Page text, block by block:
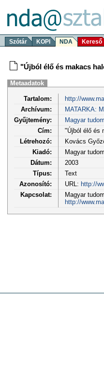
Szótár KOPI NDA Kereső
"Újból élő és makacs
Metaadatok
Tartalom:
http://
Archívum:
MATARKA:
Gyűjtemény:
Magyar
Cím:
"Újból élő és
Létrehozó:
Kovács
Kiadó:
Magyar
Dátum:
2003
Típus:
Text
Azonosító:
URL: http://
Kapcsolat:
Magyar
http://